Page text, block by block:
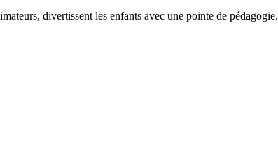
divertissent les enfants avec une pointe de pédagogie.